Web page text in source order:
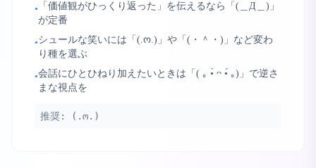
• 「価値観がひっくり返った」を伝えるなら「(＿Д＿)」
が定番
•シュールな笑いには「(.ო.)」や「(・＾・)」など変わ
り種を選ぶ
•会話にひとひねり加えたいときは「( ｡ •̀ ᴖ •́ ｡)」で逆さ
まな視点を
推奨: (.ო.)